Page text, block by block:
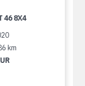
46 8X4
km